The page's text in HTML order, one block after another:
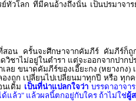
ย์ทั่วโลก ที่มีคนอ้างถึงนั้น เป็นปรมาจ
ที่สอน ครั้นจะศึกษาจากคัมภีร์ คัมภีร์ก็
วิชาไม่อยู่ในตำรา แต่จะออกจากป
ย ขนาดคัมภีร์ของเอี๊ยะกง (หยางก
ก เปลี่ยนไปเปลี่ยนมาทุกปี หรือ ทุ
เดิม เป็นที่น่าแปลกใจว่าบรรดาอาจา
ด้แล้ว" แล้วผลนี้ตกอยู่กับใคร ถ้าไม่ใช่ผู้